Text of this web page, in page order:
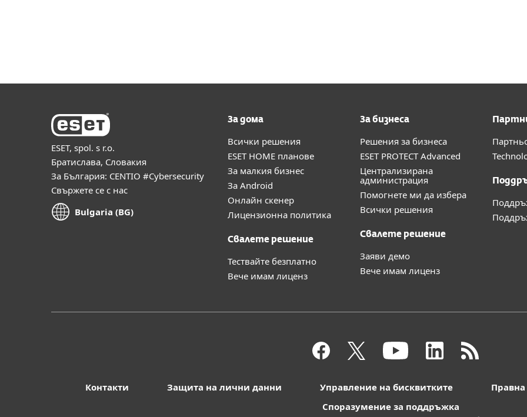
ESET, spol. s r.o.
Братислава, Словакия
За България: CENTIO #Cybersecurity
Свържете се с нас
Bulgaria (BG)
За дома
Всички решения
ESET HOME планове
За малкия бизнес
За Android
Онлайн скенер
Лицензионна политика
Свалете решение
Тествайте безплатно
Вече имам лиценз
За бизнеса
Решения за бизнеса
ESET PROTECT Advanced
Централизирана
администрация
Помогнете ми да избера
Всички решения
Свалете решение
Заяви демо
Вече имам лиценз
Контакти Защита на лични данни Управление на бисквитките
Споразумение за поддръжка